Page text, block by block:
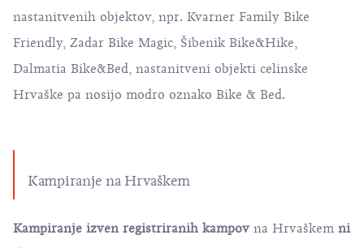
nastanitvenih objektov, npr. Kvarner Family Bike
Friendly, Zadar Bike Magic, Šibenik Bike&Hike,
Dalmatia Bike&Bed, nastanitveni objekti celinske
Hrvaške pa nosijo modro oznako Bike & Bed.
Kampiranje na Hrvaškem
Kampiranje izven registriranih kampov na Hrvaškem ni